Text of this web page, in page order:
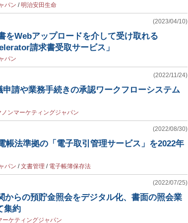
パン /明治安田生命
(2023/04/10)
をWebアップロードを介して受け取れる
請求書受取サービス」
パン
(2022/11/24)
請や業務手続きの承認ワークフローシステム
ノンマーケティングジャパン
(2022/08/30)
帳法準拠の「電子取引管理サービス」を2022年
パン /文書管理 / 電子帳簿保存法
(2022/07/25)
からの預貯金照会をデジタル化、書面の照会業
集約
ーケティングジャパン